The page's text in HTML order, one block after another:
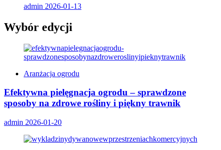
admin 2026-01-13
Wybór edycji
Aranżacja ogrodu
Efektywna pielęgnacja ogrodu – sprawdzone
sposoby na zdrowe rośliny i piękny trawnik
admin 2026-01-20